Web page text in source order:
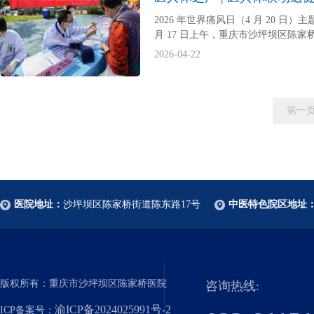
2026 年世界痛风日（4 月 20 日）
月 17 日上午，重庆市沙坪坝区陈家
2026-04-22
第一
医院地址： 沙坪坝区陈家桥街道陈东路17号 中医特色院区地址
版权所有：重庆市沙坪坝区陈家桥医院
ICP备案号： 渝ICP备2024025991号-2
咨询热线: